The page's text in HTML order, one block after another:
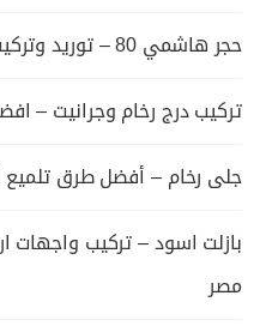
حجر هاشمي 80 – توريد وتركيب بأفضل سعر في مصر
تركيب درج رخام وجرانيت – افضل 5 انواع رخام
جلى رخام – أفضل طرق
بازلت اسود – تركيب
مصر